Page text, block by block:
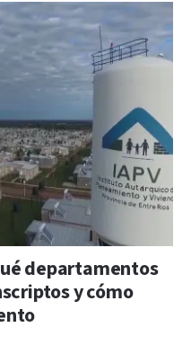
departamentos
y cómo